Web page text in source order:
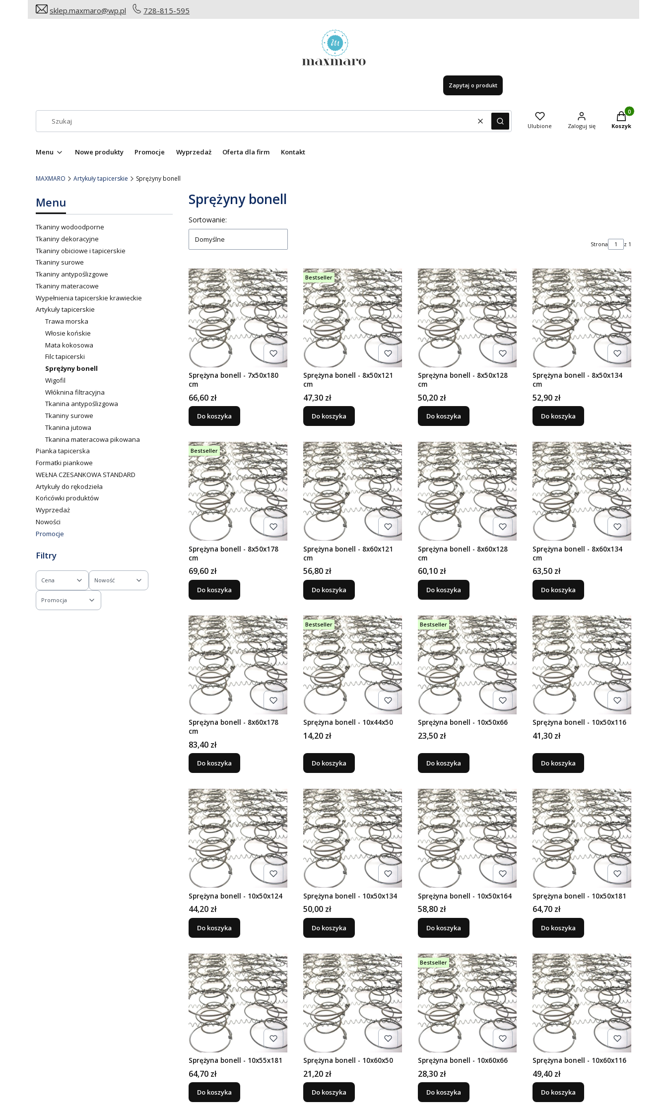
sklep.maxmaro@wp.pl 728-815-595
Zapytaj o produkt
WyczyśćSzukaj Ulubione Zaloguj się
Produkty w
Koszyk
Menu Nowe produkty Promocje Wyprzedaż Oferta dla firm Kontakt
MAXMARO Artykuły tapicerskie Sprężyny bonell
Menu
Tkaniny wodoodporne
Tkaniny dekoracyjne
Tkaniny obiciowe i tapicerskie
Tkaniny surowe
Tkaniny antypoślizgowe
Tkaniny materacowe
Wypełnienia tapicerskie krawieckie
Artykuły tapicerskie
Trawa morska
Włosie końskie
Mata kokosowa
Filc tapicerski
Sprężyny bonell
Wigofil
Włóknina filtracyjna
Tkanina antypoślizgowa
Tkaniny surowe
Tkanina jutowa
Tkanina materacowa pikowana
Pianka tapicerska
Formatki piankowe
WEŁNA CZESANKOWA STANDARD
Artykuły do rękodzieła
Końcówki produktów
Wyprzedaż
Nowości
Promocje
Filtry
Cena Nowość
Promocja
Sprężyny bonell
Lista produktów
Sortowanie:
Domyślne
Strona z 1
Sprężyna bonell - 7x50x180
cm
Cena
66,60 zł
Do koszyka
Bestseller
Sprężyna bonell - 8x50x121
cm
Cena
47,30 zł
Do koszyka
Sprężyna bonell - 8x50x128
cm
Cena
50,20 zł
Do koszyka
Sprężyna bonell - 8x50x134
cm
Cena
52,90 zł
Do koszyka
Bestseller
Sprężyna bonell - 8x50x178
cm
Cena
69,60 zł
Do koszyka
Sprężyna bonell - 8x60x121
cm
Cena
56,80 zł
Do koszyka
Sprężyna bonell - 8x60x128
cm
Cena
60,10 zł
Do koszyka
Sprężyna bonell - 8x60x134
cm
Cena
63,50 zł
Do koszyka
Sprężyna bonell - 8x60x178
cm
Cena
83,40 zł
Do koszyka
Bestseller
Sprężyna bonell - 10x44x50
Cena
14,20 zł
Do koszyka
Bestseller
Sprężyna bonell - 10x50x66
Cena
23,50 zł
Do koszyka
Sprężyna bonell - 10x50x116
Cena
41,30 zł
Do koszyka
Sprężyna bonell - 10x50x124
Cena
44,20 zł
Do koszyka
Sprężyna bonell - 10x50x134
Cena
50,00 zł
Do koszyka
Sprężyna bonell - 10x50x164
Cena
58,80 zł
Do koszyka
Sprężyna bonell - 10x50x181
Cena
64,70 zł
Do koszyka
Sprężyna bonell - 10x55x181
Cena
64,70 zł
Do koszyka
Sprężyna bonell - 10x60x50
Cena
21,20 zł
Do koszyka
Bestseller
Sprężyna bonell - 10x60x66
Cena
28,30 zł
Do koszyka
Sprężyna bonell - 10x60x116
Cena
49,40 zł
Do koszyka